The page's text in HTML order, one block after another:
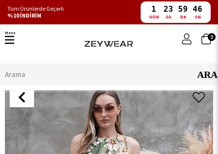
Tüm Ürünlerde Geçerli
%10 İNDİRİM
1
GÜN
23
SA
59
DK
46
SN
0
Menu